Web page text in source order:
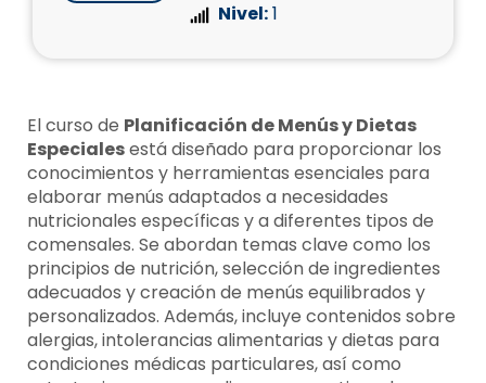
Nivel:1
El curso de Planificación de Menús y Dietas
Especialesestá diseñado para proporcionar los
conocimientos y herramientas esenciales para
elaborar menús adaptados a necesidades
nutricionales específicas y a diferentes tipos de
comensales. Se abordan temas clave como los
principios de nutrición, selección de ingredientes
adecuados y creación de menús equilibrados y
personalizados. Además, incluye contenidos sobre
alergias, intolerancias alimentarias y dietas para
condiciones médicas particulares, así como